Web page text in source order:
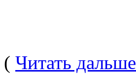
( Читать дальше